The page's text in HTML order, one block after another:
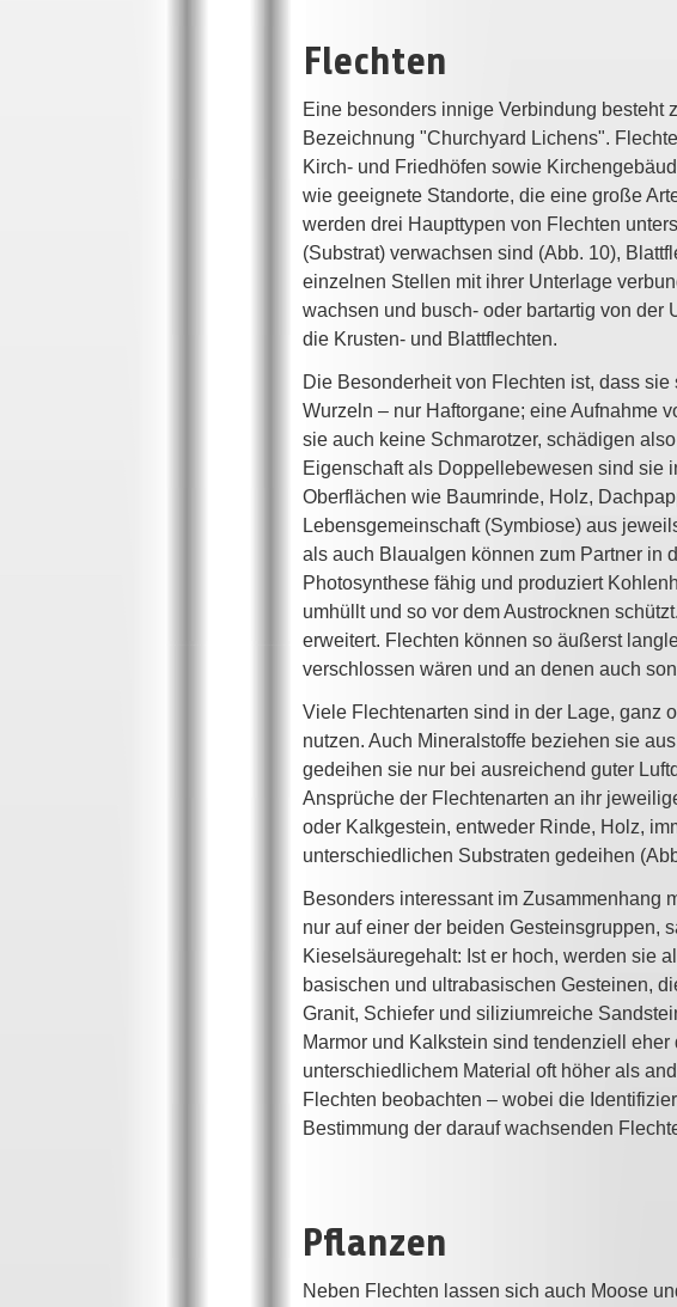
Flechten
Eine besonders innige Verbindung besteht
Bezeichnung "Churchyard Lichens".
Kirch- und Friedhöfen sowie
wie geeignete Standorte, die eine große
werden drei Haupttypen von Flechten
(Substrat) verwachsen sind (Abb. 10),
einzelnen Stellen mit ihrer Unterlage
wachsen und busch- oder bartartig von der
die Krusten- und Blattflechten.
Die Besonderheit von Flechten ist, dass
Wurzeln – nur Haftorgane; eine Aufnahme
sie auch keine Schmarotzer, schädigen
Eigenschaft als Doppellebewesen sind sie
Oberflächen wie Baumrinde, Holz,
Lebensgemeinschaft (Symbiose) aus
als auch Blaualgen können zum Partner in
Photosynthese fähig und produziert
umhüllt und so vor dem Austrocknen
erweitert. Flechten können so äußerst
verschlossen wären und an denen auch
Viele Flechtenarten sind in der Lage, ganz
nutzen. Auch Mineralstoffe beziehen sie
gedeihen sie nur bei ausreichend guter
Ansprüche der Flechtenarten an ihr
oder Kalkgestein, entweder Rinde, Holz,
unterschiedlichen Substraten gedeihen
Besonders interessant im Zusammenhang
nur auf einer der beiden Gesteinsgruppen,
Kieselsäuregehalt: Ist er hoch, werden sie
basischen und ultrabasischen Gesteinen,
Granit, Schiefer und siliziumreiche
Marmor und Kalkstein sind tendenziell
unterschiedlichem Material oft höher als
Flechten beobachten – wobei die
Bestimmung der darauf wachsenden
Pflanzen
Neben Flechten lassen sich auch Moose